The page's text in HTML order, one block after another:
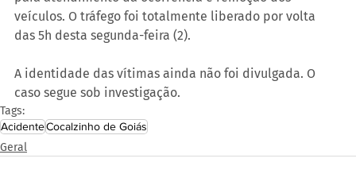
veículos. O tráfego foi totalmente liberado por volta
das 5h desta segunda-feira (2).
A identidade das vítimas ainda não foi divulgada. O
caso segue sob investigação.
Tags:
AcidenteCocalzinho de Goiás
Geral